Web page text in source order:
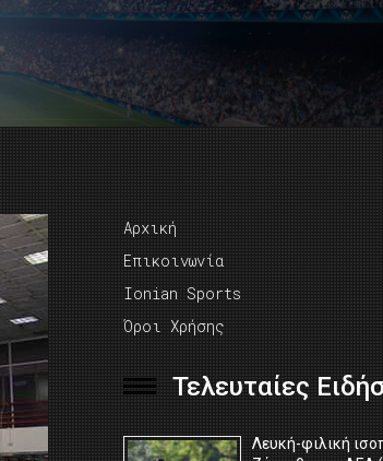
Αρχική
Επικοινωνία
Ionian Sports
Όροι Χρήσης
Τελευταίες
Λευκή-φιλική